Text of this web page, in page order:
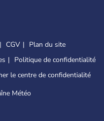
CGV
Plan du site
Politique de confidentialité
le centre de confidentialité
Météo